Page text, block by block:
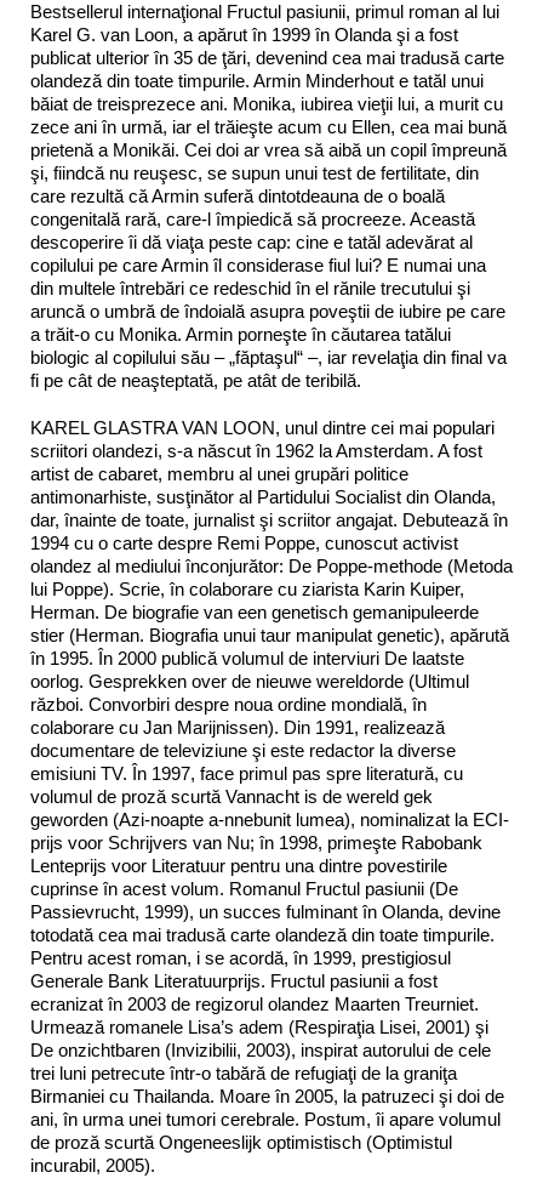
Bestsellerul internaţional Fructul pasiunii, primul roman al lui
Karel G. van Loon, a apărut în 1999 în Olanda şi a fost
publicat ulterior în 35 de ţări, devenind cea mai tradusă carte
olandeză din toate timpurile. Armin Minderhout e tatăl unui
băiat de treisprezece ani. Monika, iubirea vieţii lui, a murit cu
zece ani în urmă, iar el trăieşte acum cu Ellen, cea mai bună
prietenă a Monikăi. Cei doi ar vrea să aibă un copil împreună
şi, fiindcă nu reuşesc, se supun unui test de fertilitate, din
care rezultă că Armin suferă dintotdeauna de o boală
congenitală rară, care-l împiedică să procreeze. Această
descoperire îi dă viaţa peste cap: cine e tatăl adevărat al
copilului pe care Armin îl considerase fiul lui? E numai una
din multele întrebări ce redeschid în el rănile trecutului şi
aruncă o umbră de îndoială asupra poveştii de iubire pe care
a trăit-o cu Monika. Armin porneşte în căutarea tatălui
biologic al copilului său – „făptaşul“ –, iar revelaţia din final va
fi pe cât de neaşteptată, pe atât de teribilă.
KAREL GLASTRA VAN LOON, unul dintre cei mai populari
scriitori olandezi, s-a născut în 1962 la Amsterdam. A fost
artist de cabaret, membru al unei grupări politice
antimonarhiste, susţinător al Partidului Socialist din Olanda,
dar, înainte de toate, jurnalist şi scriitor angajat. Debutează în
1994 cu o carte despre Remi Poppe, cunoscut activist
olandez al mediului înconjurător: De Poppe-methode (Metoda
lui Poppe). Scrie, în colaborare cu ziarista Karin Kuiper,
Herman. De biografie van een genetisch gemanipuleerde
stier (Herman. Biografia unui taur manipulat genetic), apărută
în 1995. În 2000 publică volumul de interviuri De laatste
oorlog. Gesprekken over de nieuwe wereldorde (Ultimul
război. Convorbiri despre noua ordine mondială, în
colaborare cu Jan Marijnissen). Din 1991, realizează
documentare de televiziune şi este redactor la diverse
emisiuni TV. În 1997, face primul pas spre literatură, cu
volumul de proză scurtă Vannacht is de wereld gek
geworden (Azi-noapte a-nnebunit lumea), nominalizat la ECI-
prijs voor Schrijvers van Nu; în 1998, primeşte Rabobank
Lenteprijs voor Literatuur pentru una dintre povestirile
cuprinse în acest volum. Romanul Fructul pasiunii (De
Passievrucht, 1999), un succes fulminant în Olanda, devine
totodată cea mai tradusă carte olandeză din toate timpurile.
Pentru acest roman, i se acordă, în 1999, prestigiosul
Generale Bank Literatuurprijs. Fructul pasiunii a fost
ecranizat în 2003 de regizorul olandez Maarten Treurniet.
Urmează romanele Lisa’s adem (Respiraţia Lisei, 2001) şi
De onzichtbaren (Invizibilii, 2003), inspirat autorului de cele
trei luni petrecute într-o tabără de refugiaţi de la graniţa
Birmaniei cu Thailanda. Moare în 2005, la patruzeci şi doi de
ani, în urma unei tumori cerebrale. Postum, îi apare volumul
de proză scurtă Ongeneeslijk optimistisch (Optimistul
incurabil, 2005).